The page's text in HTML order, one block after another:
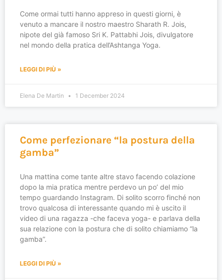
Come ormai tutti hanno appreso in questi giorni, è
venuto a mancare il nostro maestro Sharath R. Jois,
nipote del già famoso Sri K. Pattabhi Jois, divulgatore
nel mondo della pratica dell’Ashtanga Yoga.
LEGGI DI PIÙ »
Elena De Martin 1 December 2024
Come perfezionare “la postura della
gamba”
Una mattina come tante altre stavo facendo colazione
dopo la mia pratica mentre perdevo un po’ del mio
tempo guardando Instagram. Di solito scorro finché non
trovo qualcosa di interessante quando mi è uscito il
video di una ragazza -che faceva yoga- e parlava della
sua relazione con la postura che di solito chiamiamo “la
gamba”.
LEGGI DI PIÙ »